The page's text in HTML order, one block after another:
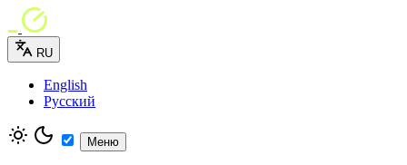
RU
English
Русский
Меню